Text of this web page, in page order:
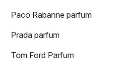
Paco Rabanne parfum
Prada parfum
Tom Ford Parfum